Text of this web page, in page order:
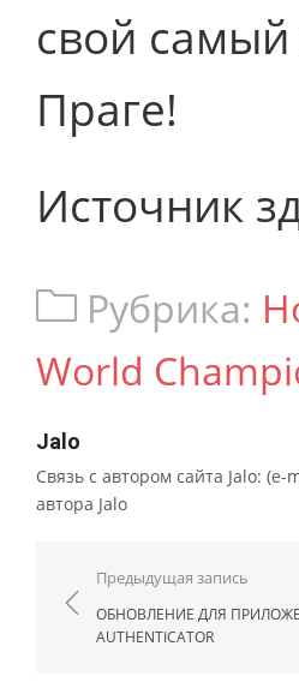
свой
Праге!
Источник
Рубрика:
World
Jalo
Связь с автором сайта Jalo:
автора Jalo
Навигация по
Предыдущая запись
ОБНОВЛЕНИЕ ДЛЯ
AUTHENTICATOR